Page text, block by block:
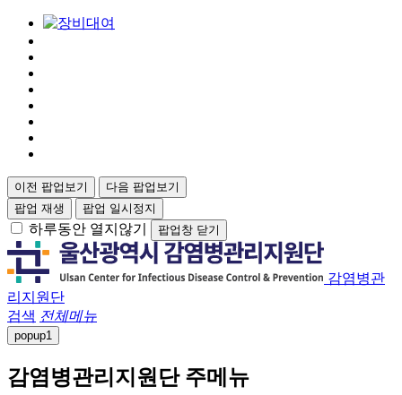
이전 팝업보기
다음 팝업보기
팝업 재생
팝업 일시정지
하루동안 열지않기 팝업창 닫기
감염병관
리지원단
검색 전체메뉴
popup1
감염병관리지원단 주메뉴